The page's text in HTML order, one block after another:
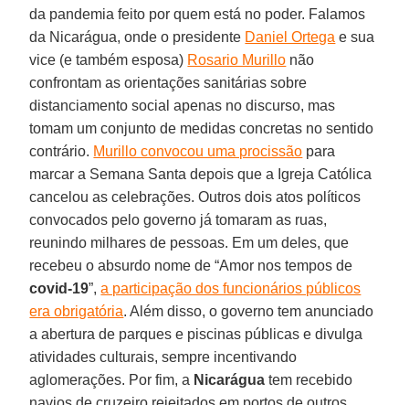
da pandemia feito por quem está no poder. Falamos
da Nicarágua, onde o presidente Daniel Ortega e sua
vice (e também esposa) Rosario Murillo não
confrontam as orientações sanitárias sobre
distanciamento social apenas no discurso, mas
tomam um conjunto de medidas concretas no sentido
contrário. Murillo convocou uma procissão para
marcar a Semana Santa depois que a Igreja Católica
cancelou as celebrações. Outros dois atos políticos
convocados pelo governo já tomaram as ruas,
reunindo milhares de pessoas. Em um deles, que
recebeu o absurdo nome de “Amor nos tempos de
covid-19”,a participação dos funcionários públicos
era obrigatória. Além disso, o governo tem anunciado
a abertura de parques e piscinas públicas e divulga
atividades culturais, sempre incentivando
aglomerações. Por fim, a Nicarágua tem recebido